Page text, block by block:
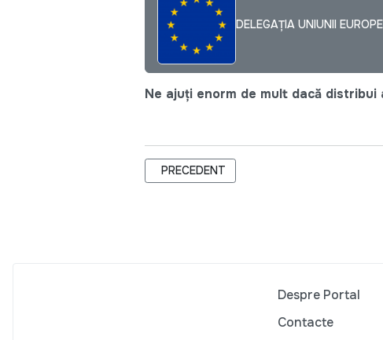
DELEGAȚIA UNIUNII
Ne ajuți enorm de mult dacă
ARTICOL PRECEDENT: CARE SUNT
PRECEDENT
Despre Portal
Contacte